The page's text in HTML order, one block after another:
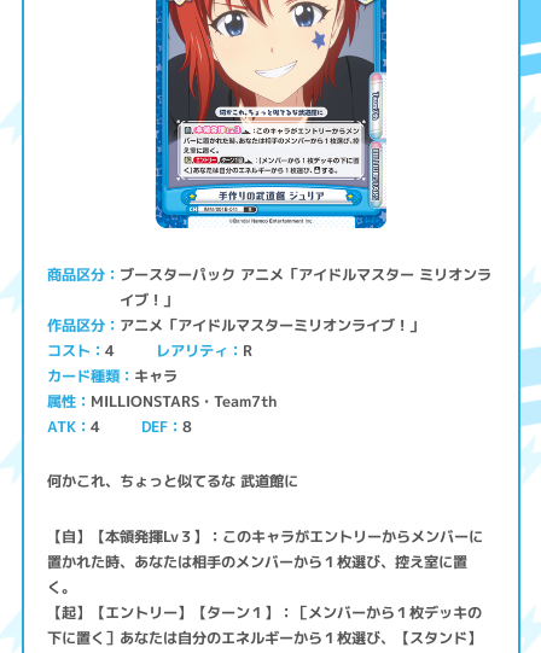
商品区分 ブースターパック アニメ「アイドルマスター ミリオンラ
イブ！」
作品区分 アニメ「アイドルマスターミリオンライブ！」
コスト 4 レアリティ R
カード種類 キャラ
属性 MILLIONSTARS・Team7th
ATK 4 DEF 8
何かこれ、ちょっと似てるな 武道館に
【自】【本領発揮Lv３】：このキャラがエントリーからメンバーに
置かれた時、あなたは相手のメンバーから１枚選び、控え室に置
く。
【起】【エントリー】【ターン１】：［メンバーから１枚デッキの
下に置く］あなたは自分のエネルギーから１枚選び、【スタンド】